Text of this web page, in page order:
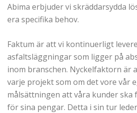
Abima erbjuder vi skräddarsydda
era specifika behov.
Faktum är att vi kontinuerligt
asfaltsläggningar som ligger på
inom branschen. Nyckelfaktorn är
varje projekt som om det vore vår
målsättningen att våra kunder ska
för sina pengar. Detta i sin tur